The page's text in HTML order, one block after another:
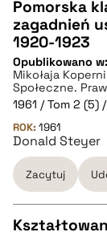
CZYSTY TEKST
pobierz
BIBTEX
pobierz
Pomorska
zagadnień
1920-1923
Opublikowano w:
Mikołaja
Społeczne.
1961 / Tom 2 (5)
ROK: 1961
Donald Steyer
Zacytuj